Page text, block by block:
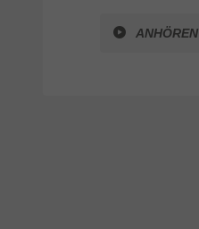
ANHÖREN